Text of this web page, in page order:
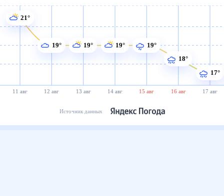
11 авг 12 авг 13 авг 14 авг 15 авг 16 авг 17 авг
21°
19° 19° 19°
19°
18°
17°
Источник данных